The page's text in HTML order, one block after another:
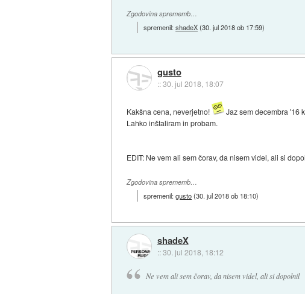
Zgodovina sprememb…
spremenil:shadeX(30. jul 2018 ob 17:59)
gusto
::30. jul 2018, 18:07
Kakšna cena, neverjetno! Jaz sem decembra '16
Lahko inštaliram in probam.
EDIT: Ne vem ali sem čorav, da nisem videl, ali si
Zgodovina sprememb…
spremenil:gusto(30. jul 2018 ob 18:10)
shadeX
::30. jul 2018, 18:12
Ne vem ali sem čorav, da nisem videl, ali si dopolnil